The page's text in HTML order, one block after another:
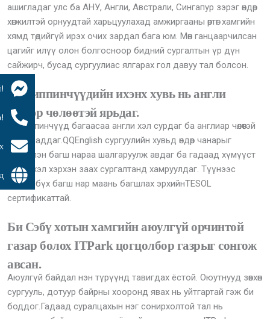
ашигладаг улс ба АНУ, Англи, Австрали, Сингапур зэрэг өндөр
хөгжилтэй орнуудтай харьцуулахад амжиргааны өртөг хамгийн
хямд төдийгүй ирэх очих зардал бага юм. Мөн ганцаарчилсан
цагийг илүү олон болгосноор бидний сургалтын үр дүн
сайжирч, бусад сургуулиас ялгарах гол давуу тал болсон.
Филиппинчүүдийн ихэнх хувь нь англи
хэлээр чөлөөтэй ярьдаг.
Филиппинчүүд багаасаа англи хэл сурдаг ба англиар чөлөөтэй
ярьж чаддаг.QQEnglish сургуулийн хувьд өндөр чанарыг
эрхэмлэн багш нараа шалгаруулж авдаг ба гадаад хүмүүст
англи хэл хэрхэн заах сургалтанд хамруулдаг. Түүнээс
гадна, бүх багш нар маань багшлах эрхийнTESOL
сертификаттай.
Би Сэбү хотын хамгийн аюулгүй орчинтой
газар болох ITPark цогцолбор газрыг сонгож
авсан.
Аюулгүй байдал нэн түрүүнд тавигдах ёстой. Оюутнууд зөвхөн
сургууль, дотуур байрны хооронд явах нь уйтгартай гэж би
боддог.Гадаад суралцахын нэг сонирхолтой тал нь